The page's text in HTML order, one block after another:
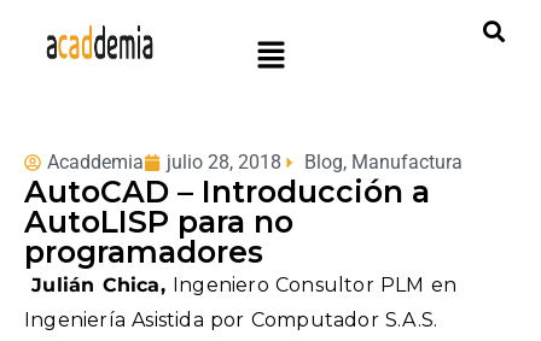
Acaddemia julio 28, 2018 Blog, Manufactura
AutoCAD – Introducción a
AutoLISP para no
programadores
Julián Chica, Ingeniero Consultor PLM en
Ingeniería Asistida por Computador S.A.S.